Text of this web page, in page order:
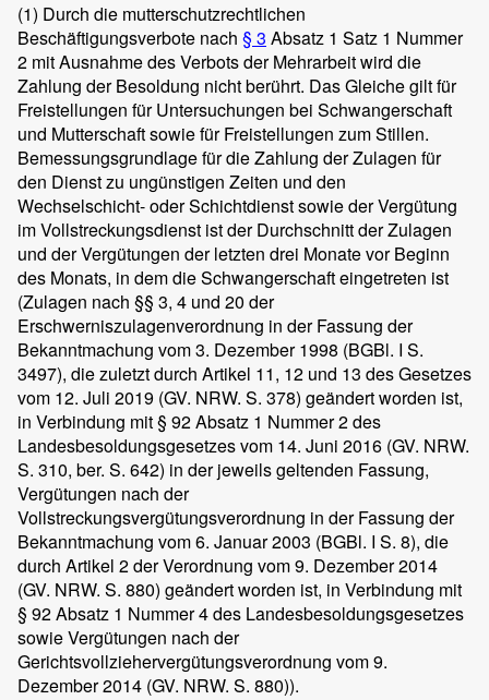
(1) Durch die mutterschutzrechtlichen
Beschäftigungsverbote nach § 3 Absatz 1 Satz 1 Nummer
2 mit Ausnahme des Verbots der Mehrarbeit wird die
Zahlung der Besoldung nicht berührt. Das Gleiche gilt für
Freistellungen für Untersuchungen bei Schwangerschaft
und Mutterschaft sowie für Freistellungen zum Stillen.
Bemessungsgrundlage für die Zahlung der Zulagen für
den Dienst zu ungünstigen Zeiten und den
Wechselschicht- oder Schichtdienst sowie der Vergütung
im Vollstreckungsdienst ist der Durchschnitt der Zulagen
und der Vergütungen der letzten drei Monate vor Beginn
des Monats, in dem die Schwangerschaft eingetreten ist
(Zulagen nach §§ 3, 4 und 20 der
Erschwerniszulagenverordnung in der Fassung der
Bekanntmachung vom 3. Dezember 1998 (BGBl. I S.
3497), die zuletzt durch Artikel 11, 12 und 13 des Gesetzes
vom 12. Juli 2019 (GV. NRW. S. 378) geändert worden ist,
in Verbindung mit § 92 Absatz 1 Nummer 2 des
Landesbesoldungsgesetzes vom 14. Juni 2016 (GV. NRW.
S. 310, ber. S. 642) in der jeweils geltenden Fassung,
Vergütungen nach der
Vollstreckungsvergütungsverordnung in der Fassung der
Bekanntmachung vom 6. Januar 2003 (BGBl. I S. 8), die
durch Artikel 2 der Verordnung vom 9. Dezember 2014
(GV. NRW. S. 880) geändert worden ist, in Verbindung mit
§ 92 Absatz 1 Nummer 4 des Landesbesoldungsgesetzes
sowie Vergütungen nach der
Gerichtsvollziehervergütungsverordnung vom 9.
Dezember 2014 (GV. NRW. S. 880)).